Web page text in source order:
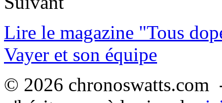
Lire le magazine "Tous
Vayer et son équipe
© 2026